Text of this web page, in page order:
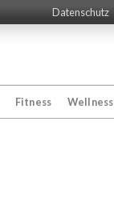
Datenschutz
Fitness Wellness